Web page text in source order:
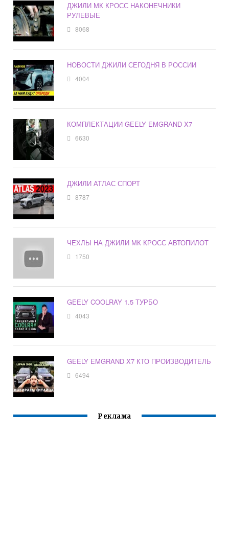
ДЖИЛИ МК КРОСС НАКОНЕЧНИКИ
РУЛЕВЫЕ
8068
НОВОСТИ ДЖИЛИ СЕГОДНЯ В РОССИИ
4004
КОМПЛЕКТАЦИИ GEELY EMGRAND X7
6630
ДЖИЛИ АТЛАС СПОРТ
8787
ЧЕХЛЫ НА ДЖИЛИ МК КРОСС АВТОПИЛОТ
1750
GEELY COOLRAY 1.5 ТУРБО
4043
GEELY EMGRAND X7 КТО ПРОИЗВОДИТЕЛЬ
6494
Реклама